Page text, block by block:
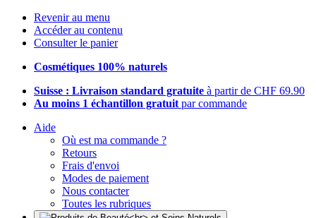
Revenir au menu
Accéder au contenu
Consulter le panier
Cosmétiques 100% naturels
Suisse : Livraison standard gratuite à partir de CHF 69.90
Au moins 1 échantillon gratuit par commande
Aide
Où est ma commande ?
Retours
Frais d'envoi
Modes de paiement
Nous contacter
Toutes les rubriques